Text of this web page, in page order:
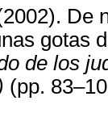
De
gotas
de los
(pp.